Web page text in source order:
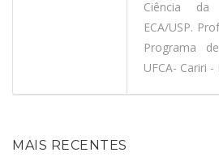
Ciência da
ECA/USP.
Programa
UFCA- Cariri
MAIS RECENTES